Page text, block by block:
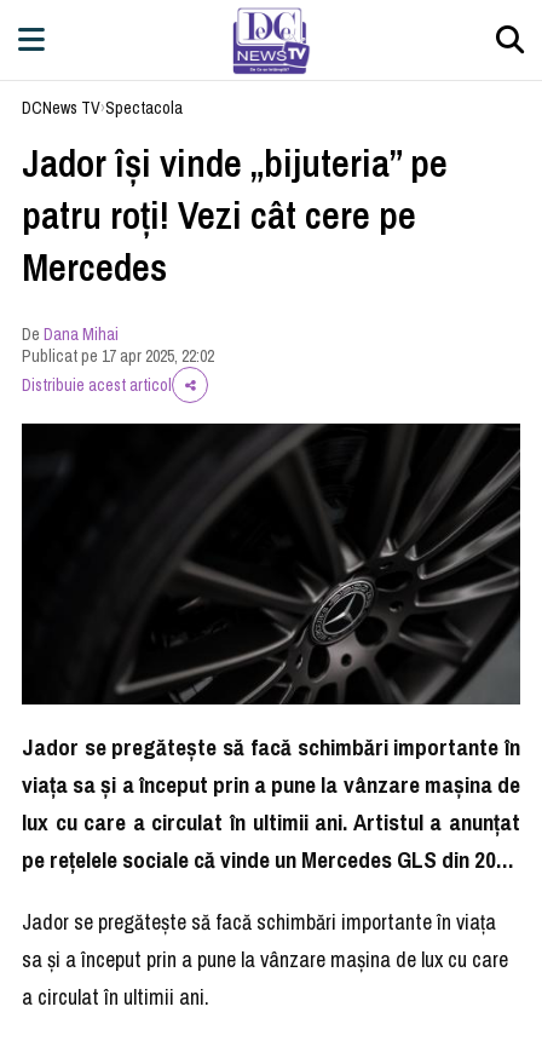
DCNews TV›Spectacola
Jador își vinde „bijuteria” pe
patru roți! Vezi cât cere pe
Mercedes
DeDana Mihai
Publicat pe 17 apr 2025, 22:02
Distribuie acest articol
Jador se pregătește să facă schimbări importante în
viața sa și a început prin a pune la vânzare mașina de
lux cu care a circulat în ultimii ani. Artistul a anunțat
pe rețelele sociale că vinde un Mercedes GLS din 20…
Jador se pregătește să facă schimbări importante în viața
sa și a început prin a pune la vânzare mașina de lux cu care
a circulat în ultimii ani.